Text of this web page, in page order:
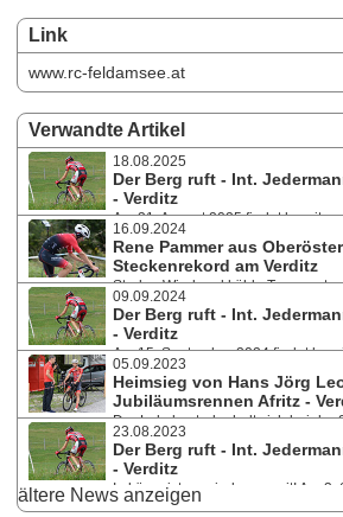
Link
www.rc-feldamsee.at
Verwandte Artikel
18.08.2025
Der Berg ruft - Int.
- Verditz
Am 31. August 2025 findet bereits
ARBÖ Helvetia Bergpreis Afritz - Verditz statt.
Raiffeisen Radclub Feld am See veranstaltete
Kärnten Sport Jedermannradcup und heuer auch
Jahreswertung für Amateure und Masters.
16.09.2024
Rene Pammer aus
Steckenrekord am Verditz
Starker Wind und kühle
Teilnehmer:innen bei der 26. Ausgabe des
Afritz - Verditz am 15. September 2024 zu
holten sich Rene Pammer mit neuem
Lamprecht.
09.09.2024
Der Berg ruft - Int.
- Verditz
Am 15. September 2024 findet
ARBÖ Helvetia Bergpreis Afritz - Verditz statt.
Raiffeisen Radclub Feld am See veranstaltete
Kärnten Sport Jedermannradcup und heuer
Österr. und Kärntner Bergmeisterschaften
05.09.2023
Heimsieg von Hans Jörg
Jubiläumsrennen Afritz -
Der Lokalmatador holt sich bei der
Bergpreises am 3. September 2023 mit der
Toni Tähti (FIN) und Stefan Pöll den
Pia Maria Thoma (25:35) vor Lara Maierbrugger
23.08.2023
Der Berg ruft - Int.
- Verditz
In kürze ist es wieder soweit! Am 3.
bereits zum 25. Mal der Int. ARBÖ Helvetia
ältere News anzeigen